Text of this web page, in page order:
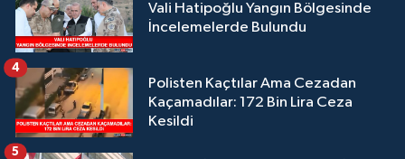
Vali Hatipoğlu Yangın Bölgesinde
İncelemelerde Bulundu
Polisten Kaçtılar Ama Cezadan
Kaçamadılar: 172 Bin Lira Ceza
Kesildi
4
5